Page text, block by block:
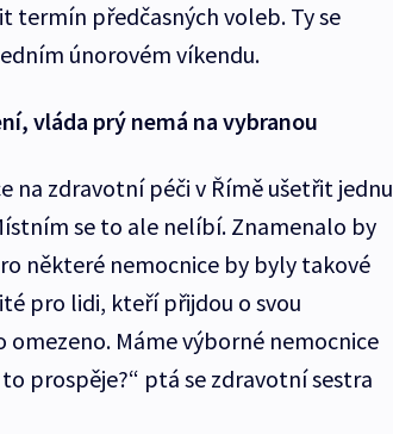
termín předčasných voleb. Ty se
únorovém víkendu.
vláda prý nemá na vybranou
na zdravotní péči v Římě ušetřit jednu
se to ale nelíbí. Znamenalo by
některé nemocnice by byly takové
pro lidi, kteří přijdou o svou
Máme výborné nemocnice
prospěje?“ ptá se zdravotní sestra